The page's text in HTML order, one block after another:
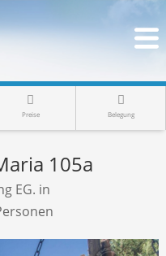
Preise Belegung
105a
EG. in